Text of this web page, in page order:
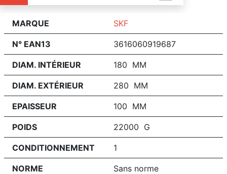
MARQUE SKF
N° EAN13 3616060919687
DIAM. INTÉRIEUR 180 MM
DIAM. EXTÉRIEUR 280 MM
EPAISSEUR 100 MM
POIDS 22000 G
CONDITIONNEMENT 1
NORME Sans norme